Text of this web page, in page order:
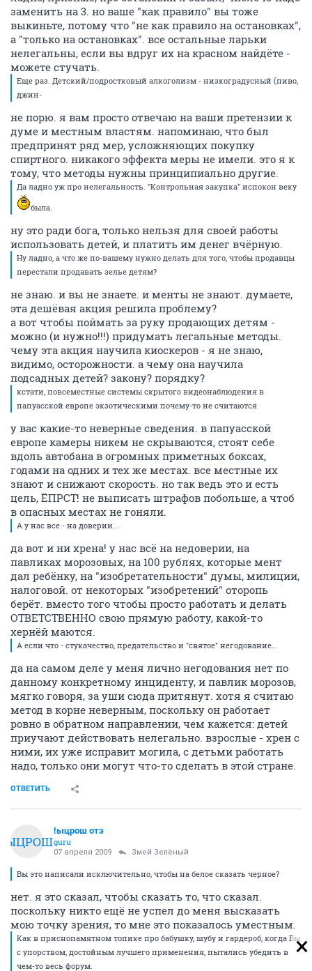
заменить на 3. но ваше "как правило" вы тоже
выкиньте, потому что "не как правило на остановках",
а "только на остановках". все остальные ларьки
нелегальны, если вы вдруг их на красном найдёте -
можете стучать.
Еще раз. Детский/подростковый алкоголизм - низкоградусный (пиво,
джин-
не порю. я вам просто отвечаю на ваши претензии к
думе и местным властям. напоминаю, что был
предпринят ряд мер, усложняющих покупку
спиртного. никакого эффекта меры не имели. это я к
тому, что методы нужны принципиально другие.
Да ладно уж про нелегальность. "Контрольная закупка" испокон веку
была.
ну это ради бога, только нельзя для своей работы
использовать детей, и платить им денег вчёрную.
Ну ладно, а что же по-вашему нужно делать для того, чтобы продавцы
перестали продавать зелье детям?
не знаю. и вы не знаете. и менты не знают. думаете,
эта дешёвая акция решила проблему?
а вот чтобы поймать за руку продающих детям -
можно (и нужно!!!) придумать легальные методы.
чему эта акция научила киоскеров - я не знаю,
видимо, осторожности. а чему она научила
подсадных детей? закону? порядку?
кстати, повсеместные системы скрытого видеонаблюдения в
папуасской европе экзотическими почему-то не считаются
у вас какие-то неверные сведения. в папуасской
европе камеры никем не скрываются, стоят себе
вдоль автобана в огромных приметных боксах,
годами на одних и тех же местах. все местные их
знают и снижают скорость. но так ведь это и есть
цель, ЁПРСТ! не выписать штрафов побольше, а чтоб
в опасных местах не гоняли.
А у нас все - на доверии...
да вот и ни хрена! у нас всё на недоверии, на
павликах морозовых, на 100 рублях, которые мент
дал ребёнку, на "изобретательности" думы, милиции,
налоговой. от некоторых "изобретений" оторопь
берёт. вместо того чтобы просто работать и делать
ОТВЕТСТВЕННО свою прямую работу, какой-то
хернёй маются.
А если что - стукачество, предательство и "святое" негодование...
да на самом деле у меня лично негодования нет по
данному конкретному инциденту, и павлик морозов,
мягко говоря, за уши сюда притянут. хотя я считаю
метод в корне неверным, поскольку он работает
ровно в обратном направлении, чем кажется: детей
приучают действовать нелегально. взрослые - хрен с
ними, их уже исправит могила, с детьми работать
надо, только они могут что-то сделать в этой стране.
ОТВЕТИТЬ
!ЫЦРОШ
!ыцрош отэ
guru
07 апреля 2009 Змей Зелёный
Вы это написали исключительно, чтобы на белое сказать черное?
нет. я это сказал, чтобы сказать то, что сказал.
поскольку никто ещё не успел до меня высказать
мою точку зрения, то мне это показалось уместным.
Как в приснопамятном топике про бабушку, шубу и гардероб, когда Вы
с упорством, достойным лучшего применения, пытались убедить в
чем-то весь форум.